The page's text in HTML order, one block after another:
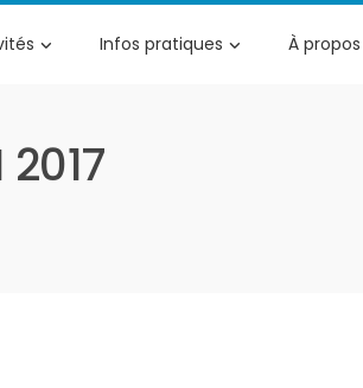
Infos pratiques À propos
2017